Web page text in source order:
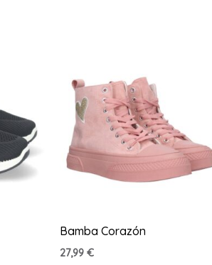
Bamba Corazón
27,99 €